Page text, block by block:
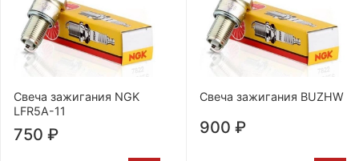
Свеча зажигания NGK
LFR5A-11
750 ₽
Свеча зажигания BUZHW
900 ₽